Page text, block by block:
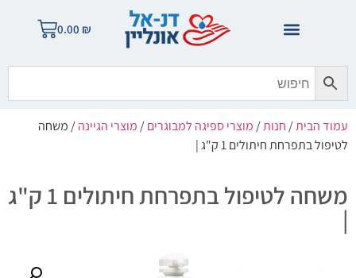
0.00 ₪
עמוד הבית/חנות/מוצרי ספיגה למבוגרים/מוצרי הגיינה/ משחה
לטיפול בתפרחת חיתולים 1 ק"ג |
משחה לטיפול בתפרחת חיתולים 1 ק"ג
|